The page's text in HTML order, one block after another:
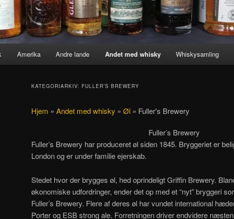
Amerika Andre lande Andet med whisky Whiskysamling
KATEGORIARKIV: FULLER’S BREWERY
Hjem » Andet med whisky » Øl » Fuller's Brewery
Fuller’s Brewery
Fuller’s Brewery har produceret øl siden 1845. Bryggeriet er
London og er under familie ejerskab.
Stedet hvor der brygges øl, hed oprindeligt Griffin Brewery.
økonomiske udfordringer, ender det op med et “nyt” bryggeri
Fuller’s Brewery. Flere af deres øl har vundet international
Porter og ESB strong ale. Forretningen driver endvidere